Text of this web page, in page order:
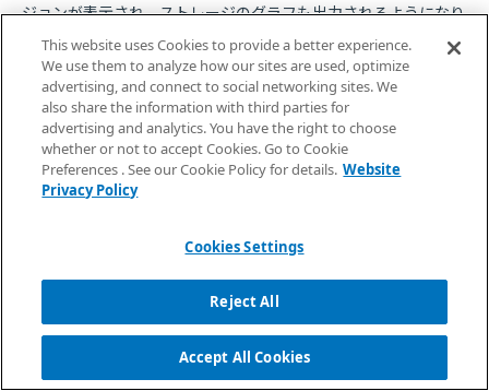
ジョンが表示され、ストレージのグラフも出力されるようになり
ます。
This website uses Cookies to provide a better experience.
We use them to analyze how our sites are used, optimize
advertising, and connect to social networking sites. We
also share the information with third parties for
advertising and analytics. You have the right to choose
whether or not to accept Cookies. Go to Cookie
Preferences . See our Cookie Policy for details. Website
Privacy Policy
Cookies Settings
Reject All
Accept All Cookies